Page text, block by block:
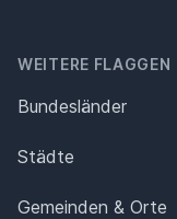
WEITERE FLAGGEN
Bundesländer
Städte
Gemeinden & Orte